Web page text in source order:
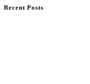
Recent Posts